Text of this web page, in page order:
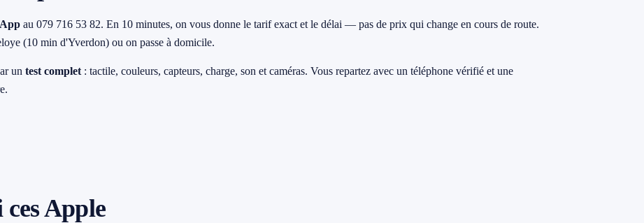
au 079 716 53 82. En 10 minutes, on vous donne le tarif exact et le délai — pas de prix qui change en cours de route.
(10 min d'Yverdon) ou on passe à domicile.
un test complet : tactile, couleurs, capteurs, charge, son et caméras. Vous repartez avec un téléphone vérifié et une
ces Apple